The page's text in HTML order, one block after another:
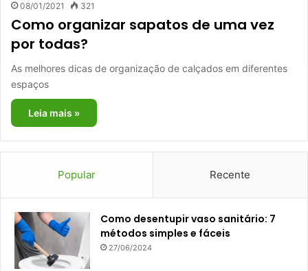
08/01/2021 321
Como organizar sapatos de uma vez
por todas?
As melhores dicas de organização de calçados em diferentes
espaços
Leia mais »
Popular Recente
Como desentupir vaso sanitário: 7
métodos simples e fáceis
27/06/2024